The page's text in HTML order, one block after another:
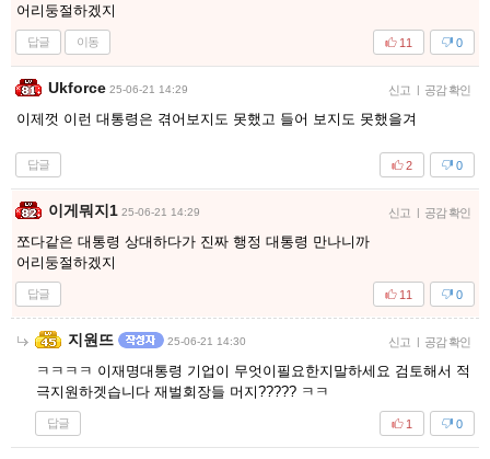
어리둥절하겠지
답글 이동 0
11
Ukforce 25-06-21 14:29 신고 | 공감 확인
이제껏 이런 대통령은 겪어보지도 못했고 들어 보지도 못했을겨
답글 0
2
이게뭐지1 25-06-21 14:29 신고 | 공감 확인
쪼다같은 대통령 상대하다가 진짜 행정 대통령 만나니까
어리둥절하겠지
답글 0
11
지원뜨 25-06-21 14:30 신고 | 공감 확인
ㅋㅋㅋㅋ 이재명대통령 기업이 무엇이필요한지말하세요 검토해서 적
극지원하겟습니다 재벌회장들 머지????? ㅋㅋ
답글 0
1